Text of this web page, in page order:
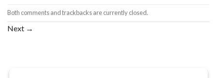
Both comments and trackbacks are currently closed.
Next →